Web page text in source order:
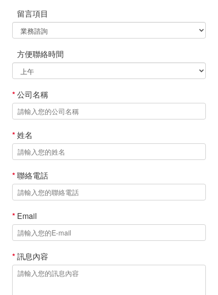
留言項目
方便聯絡時間
*公司名稱
*姓名
*聯絡電話
* Email
*訊息內容